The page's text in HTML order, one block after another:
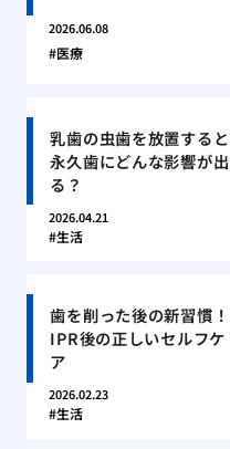
2026.06.08
医療
乳歯の虫歯を放置すると
永久歯にどんな影響が出
る？
2026.04.21
生活
歯を削った後の新習慣！
IPR後の正しいセルフケ
ア
2026.02.23
生活